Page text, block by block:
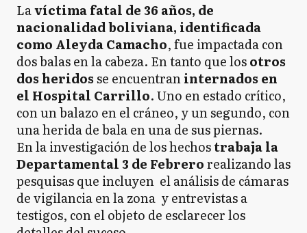
Lavíctima fatal de 36 años, de
nacionalidad boliviana, identificada
como Aleyda Camacho, fue impactada con
dos balas en la cabeza. En tanto que losotros
dos heridosse encuentraninternados en
el Hospital Carrillo. Uno en estado crítico,
con un balazo en el cráneo, y un segundo, con
una herida de bala en una de sus piernas.
En la investigación de los hechostrabaja la
Departamental 3 de Febrerorealizando las
pesquisas que incluyen el análisis de cámaras
de vigilancia en la zona y entrevistas a
testigos, con el objeto de esclarecer los